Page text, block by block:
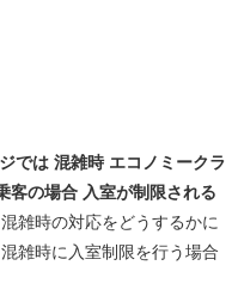
では 混雑時 エコノミークラ
客の場合 入室が制限される
雑時の対応をどうするかに
雑時に入室制限を行う場合